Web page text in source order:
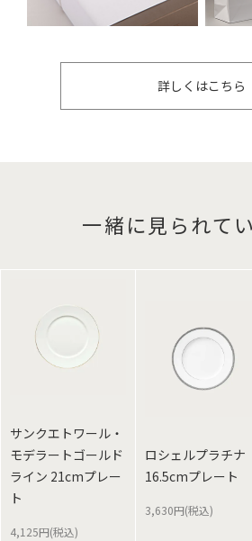
詳しくはこちら
一緒に見られて
サンクエトワール・
モデラートゴールド
ライン 21cmプレー
ト
4,125円(税込)
ロシェルプラチナ
16.5cmプレート
3,630円(税込)